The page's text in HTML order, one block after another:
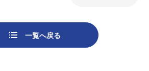
一覧へ戻る